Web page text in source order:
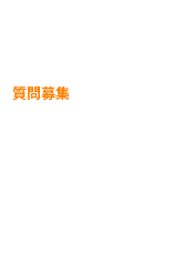
質問募集